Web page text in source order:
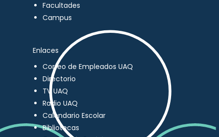
Facultades
Campus
Enlaces
Correo de Empleados UAQ
Directorio
TV UAQ
Radio UAQ
Calendario Escolar
Bibliotecas